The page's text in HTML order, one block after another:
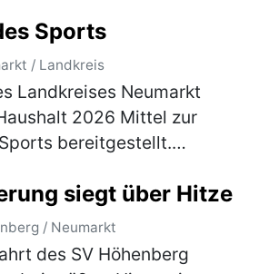
(mehr)
Sports
/ Landkreis
Landkreises Neumarkt
2026 Mittel zur
bereitgestellt.
Richtlinien entnommen
siegt über Hitze
/ Neumarkt
des SV Höhenberg